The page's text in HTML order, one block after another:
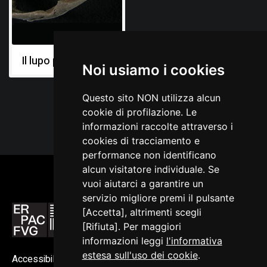
Noi usiamo i cookies
Questo sito NON utilizza alcun
cookie di profilazione. Le
informazioni raccolte attraverso i
cookies di tracciamento e
performance non identificano
alcun visitatore individuale. Se
vuoi aiutarci a garantire un
servizio migliore premi il pulsante
[Accetta], altrimenti scegli
[Rifiuta]. Per maggiori
informazioni leggi l'informativa
estesa sull'uso dei cookie.
Marchesetti C., Relazione sugli scavi paletonologici
eseguiti nel 1904, in Bollettino della Società Adriatica di
Scienze Naturali in Trieste, Trieste 1907, 23
Perko G. A., La fauna diluviale della caverna degli Orsi
presso Nabresina, in Il Tourista, Trieste 1904, XI, n. 1-4
Il lupo preistorico
Accessibilità